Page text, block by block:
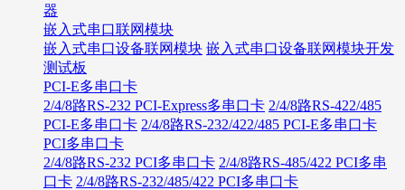
器
嵌入式串口联网模块
嵌入式串口设备联网模块 嵌入式串口设备联网模块开发
测试板
PCI-E多串口卡
2/4/8路RS-232 PCI-Express多串口卡 2/4/8路RS-422/485
PCI-E多串口卡 2/4/8路RS-232/422/485 PCI-E多串口卡
PCI多串口卡
2/4/8路RS-232 PCI多串口卡 2/4/8路RS-485/422 PCI多串
口卡 2/4/8路RS-232/485/422 PCI多串口卡